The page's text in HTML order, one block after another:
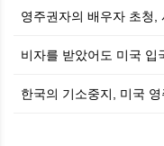
영주권자의 배우자 초청,
비자를 받았어도 미국 입
한국의 기소중지, 미국